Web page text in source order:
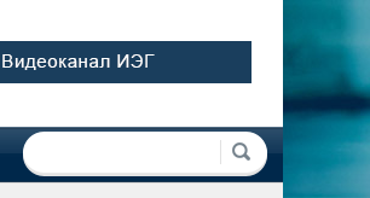
Форма поиска
Поиск